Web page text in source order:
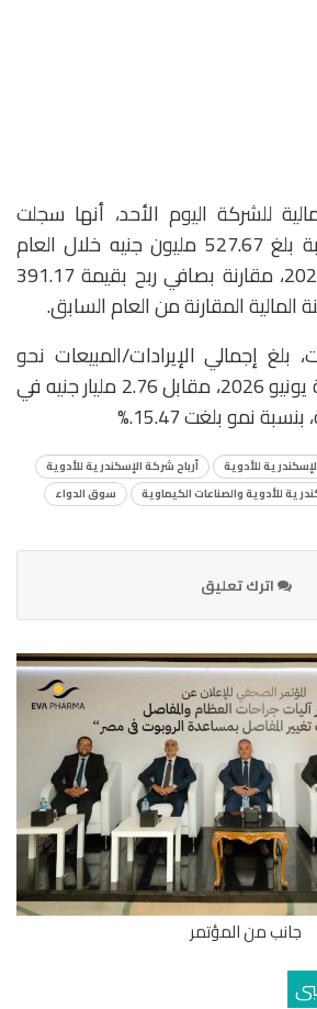
للشركة اليوم الأحد، أنها سجلت
صافي ربح بعد الضريبة بلغ 527.67 مليون جنيه خلال العام
المنتهي في يونيو 2026، مقارنة بصافي ربح بقيمة 391.17
المالية المقارنة من العام السابق.
بلغ إجمالي الإيرادات/المبيعات نحو
3.19 مليار جنيه بنهاية يونيو 2026، مقابل 2.76 مليار جنيه في
نمو بلغت 15.47.%
للأدوية
أرباح شركة الإسكندرية للأدوية
للأدوية والصناعات الكيماوية
سوق الدواء
اترك تعليق
جانب من المؤتمر